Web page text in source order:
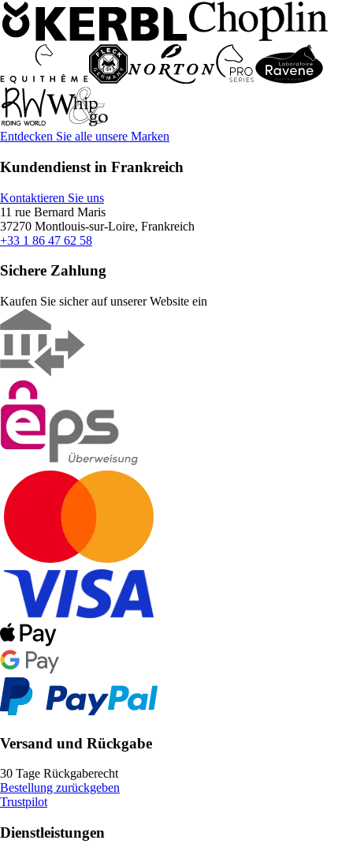
Entdecken Sie alle unsere Marken
Kundendienst in Frankreich
Kontaktieren Sie uns
11 rue Bernard Maris
37270 Montlouis-sur-Loire, Frankreich
+33 1 86 47 62 58
Sichere Zahlung
Kaufen Sie sicher auf unserer Website ein
Versand und Rückgabe
30 Tage Rückgaberecht
Bestellung zurückgeben
Trustpilot
Dienstleistungen